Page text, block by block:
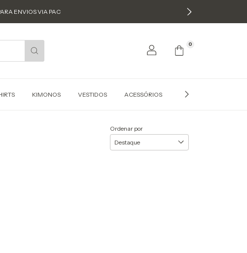
ENVIOS VIA PAC
0
KIMONOS VESTIDOS ACESSÓRIOS COMPRE NO ATACADO
Ordenar por